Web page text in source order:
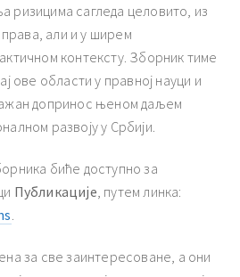
ризицима сагледа целовито, из
права, али и у ширем
контексту. Зборник тиме
ове области у правној науци и
допринос њеном даљем
развоју у Србији.
биће доступно за
Публикације , путем линка:
за све заинтересоване, а они